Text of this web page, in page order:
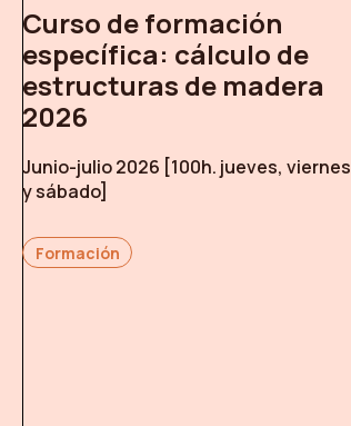
Curso de formación
específica: cálculo de
estructuras de madera
2026
Junio-julio 2026 [100h. jueves, viernes
y sábado]
Formación